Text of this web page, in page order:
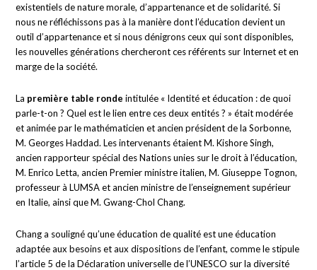
existentiels de nature morale, d’appartenance et de solidarité. Si
nous ne réfléchissons pas à la manière dont l’éducation devient un
outil d’appartenance et si nous dénigrons ceux qui sont disponibles,
les nouvelles générations chercheront ces référents sur Internet et en
marge de la société.
La première table ronde intitulée « Identité et éducation : de quoi
parle-t-on ? Quel est le lien entre ces deux entités ? » était modérée
et animée par le mathématicien et ancien président de la Sorbonne,
M. Georges Haddad. Les intervenants étaient M. Kishore Singh,
ancien rapporteur spécial des Nations unies sur le droit à l’éducation,
M. Enrico Letta, ancien Premier ministre italien, M. Giuseppe Tognon,
professeur à LUMSA et ancien ministre de l’enseignement supérieur
en Italie, ainsi que M. Gwang-Chol Chang.
Chang a souligné qu’une éducation de qualité est une éducation
adaptée aux besoins et aux dispositions de l’enfant, comme le stipule
l’article 5 de la Déclaration universelle de l’UNESCO sur la diversité